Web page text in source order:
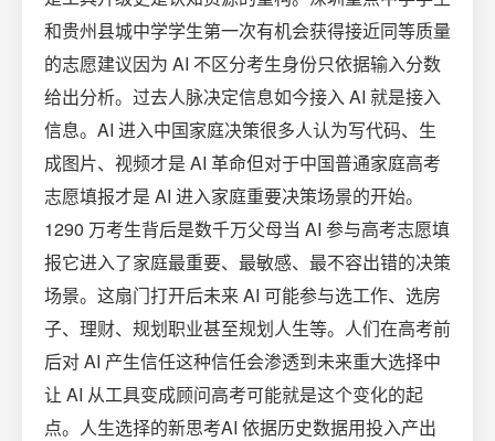
和贵州县城中学学生第一次有机会获得接近同等质量
的志愿建议因为 AI 不区分考生身份只依据输入分数
给出分析。过去人脉决定信息如今接入 AI 就是接入
信息。AI 进入中国家庭决策很多人认为写代码、生
成图片、视频才是 AI 革命但对于中国普通家庭高考
志愿填报才是 AI 进入家庭重要决策场景的开始。
1290 万考生背后是数千万父母当 AI 参与高考志愿填
报它进入了家庭最重要、最敏感、最不容出错的决策
场景。这扇门打开后未来 AI 可能参与选工作、选房
子、理财、规划职业甚至规划人生等。人们在高考前
后对 AI 产生信任这种信任会渗透到未来重大选择中
让 AI 从工具变成顾问高考可能就是这个变化的起
点。人生选择的新思考AI 依据历史数据用投入产出